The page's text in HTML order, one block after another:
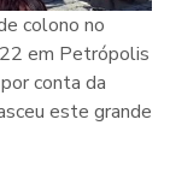
colono no
em Petrópolis
conta da
este grande